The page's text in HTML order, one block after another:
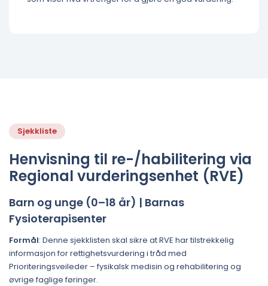
Sjekkliste
Henvisning til re-/habilitering via
Regional vurderingsenhet (RVE)
Barn og unge (0–18 år) | Barnas
Fysioterapisenter
Formål: Denne sjekklisten skal sikre at RVE har tilstrekkelig
informasjon for rettighetsvurdering i tråd med
Prioriteringsveileder – fysikalsk medisin og rehabilitering og
øvrige faglige føringer.